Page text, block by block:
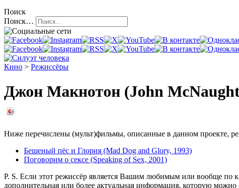
Поиск
Поиск…
Кино > Режиссёры
Джон Макнотон (John
Ниже перечислены (мульт)фильмы, описанные в данном проекте,
Бешеный пёс и Глория (Mad Dog and Glory, 1993)
Поговорим о сексе (Speaking of Sex, 2001)
P. S. Если этот режиссёр является Вашим любимым или вообще по
дополнительная или более актуальная информация, которую